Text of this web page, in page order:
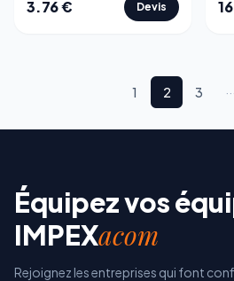
3.76€ Devis
1 2 3 ···
Équipez vos
IMPEXacom
Rejoignez les entreprises qui font